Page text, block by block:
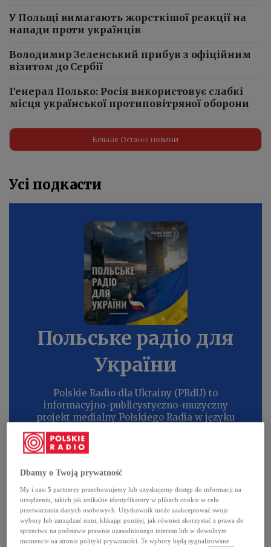
У Польщі вимагають жорсткішої реакції на
напади проти українців
Володимир Зеленський прибув з офіційним
візитом до Сербії
Генерал Полько: Росія використовує слабкі
місця української протиповітряної оборони
Більше Останні новини
Усі подкасти
Польське радіо для
України
Polskie Radio dla Ukrainy (PRdU) to
informacyjno-publicystyczno-muzyczny
projekt medialny Polskiego Radia w języku
ПОГЛЯД. Розкол у ПіС:
чи можливе
об'єднання правих у
парламенті 2027?
Dbamy o Twoją prywatność
My i nasi5 partnerzy przechowujemy lub uzyskujemy dostęp do informacji na
urządzeniu, takich jak unikalne identyfikatory w plikach cookie w celu
przetwarzania danych osobowych. Użytkownik może zaakceptować swoje
wybory lub zarządzać nimi, klikając poniżej, jak również skorzystać z prawa do
sprzeciwu na podstawie prawnie uzasadnionego interesu lub w dowolnym
momencie na stronie polityki prywatności. Te wybory będą sygnalizowane